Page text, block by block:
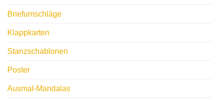
Briefumschläge
Klappkarten
Stanzschablonen
Poster
Ausmal-Mandalas